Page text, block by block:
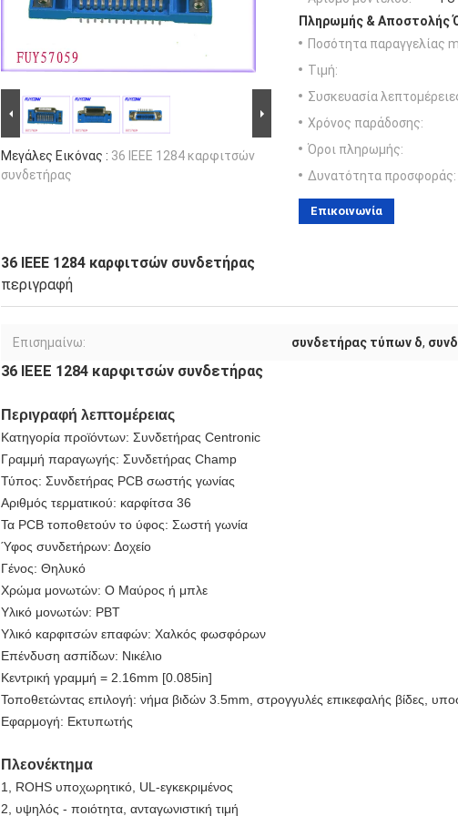
Μεγάλες Εικόνας : 36 IEEE 1284 καρφιτσών
συνδετήρας
Πληρωμής & Αποστολής
Ποσότητα παραγγελίας
Τιμή:
Συσκευασία
Χρόνος παράδοσης:
Όροι πληρωμής:
Δυνατότητα προσφοράς:
Επικοινωνία
36 IEEE 1284 καρφιτσών συνδετήρας
περιγραφή
Επισημαίνω: συνδετήρας τύπων δ,
36 IEEE 1284 καρφιτσών συνδετήρας
Περιγραφή λεπτομέρειας
Κατηγορία προϊόντων: Συνδετήρας Centronic
Γραμμή παραγωγής: Συνδετήρας Champ
Τύπος: Συνδετήρας PCB σωστής γωνίας
Αριθμός τερματικού: καρφίτσα 36
Τα PCB τοποθετούν το ύφος: Σωστή γωνία
Ύφος συνδετήρων: Δοχείο
Γένος: Θηλυκό
Χρώμα μονωτών: Ο Μαύρος ή μπλε
Υλικό μονωτών: PBT
Υλικό καρφιτσών επαφών: Χαλκός φωσφόρων
Επένδυση ασπίδων: Νικέλιο
Κεντρική γραμμή = 2.16mm [0.085in]
Τοποθετώντας επιλογή: νήμα βιδών 3.5mm, στρογγυλές επικεφαλής βίδες,
Εφαρμογή: Εκτυπωτής
Πλεονέκτημα
1, ROHS υποχωρητικό, UL-εγκεκριμένος
2, υψηλός - ποιότητα, ανταγωνιστική τιμή